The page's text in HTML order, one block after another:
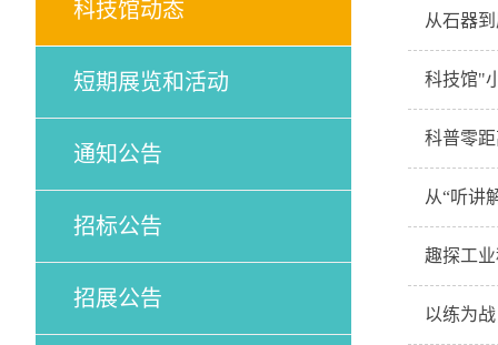
科技馆动态
短期展览和活动
通知公告
招标公告
招展公告
从石器
科技馆"
科普零
从“听讲
趣探工
以练为